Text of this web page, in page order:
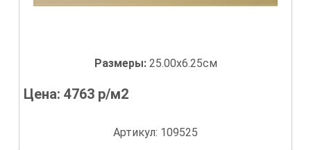
Размеры: 25.00x6.25см
Цена:4763 р/м2
Артикул: 109525